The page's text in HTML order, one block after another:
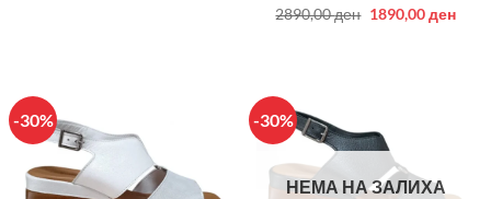
2890,00ден Original
1890,00ден
-30% -30%
НЕМА НА ЗАЛИХА